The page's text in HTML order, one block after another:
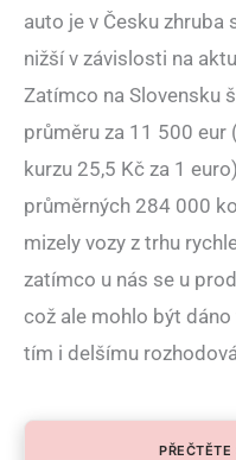
auto je v Česku zhruba
nižší v závislosti na
Zatímco na Slovensku
průměru za 11 500
kurzu 25,5 Kč za 1
průměrných 284 000
mizely vozy z trhu
zatímco u nás se u
což ale mohlo být
tím i delšímu